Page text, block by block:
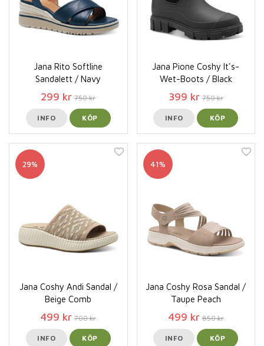
Jana Rito Softline
Sandalett / Navy
299 kr 750 kr
INFO KÖP
Jana Pione Coshy It's-
Wet-Boots / Black
399 kr 750 kr
INFO KÖP
29%
Jana Coshy Andi Sandal /
Beige Comb
499 kr 700 kr
INFO KÖP
41%
Jana Coshy Rosa Sandal /
Taupe Peach
499 kr 850 kr
INFO KÖP